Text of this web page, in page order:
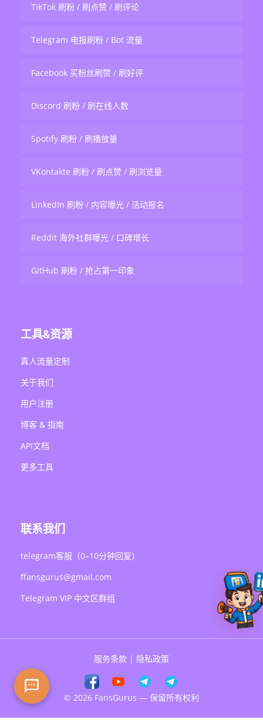
TikTok 刷粉 / 刷点赞 / 刷评论
Telegram 电报刷粉 / Bot 流量
Facebook 买粉丝刷赞 / 刷好评
Discord 刷粉 / 刷在线人数
Spotify 刷粉 / 刷播放量
VKontakte 刷粉 / 刷点赞 / 刷浏览量
LinkedIn 刷粉 / 内容曝光 / 活动报名
Reddit 海外社群曝光 / 口碑增长
GitHub 刷粉 / 抢占第一印象
工具&资源
真人流量定制
关于我们
用户注册
博客 & 指南
API文档
更多工具
联系我们
telegram客服（0–10分钟回复）
ffansgurus@gmail.com
Telegram VIP 中文区群组
服务条款 | 隐私政策
© 2026 FansGurus — 保留所有权利